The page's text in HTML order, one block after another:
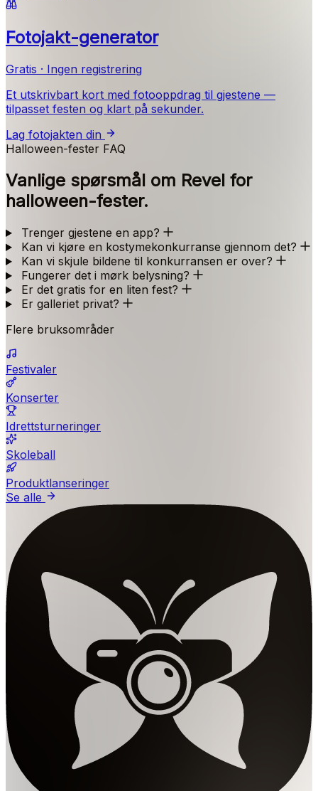
Fotojakt-generator
Gratis · Ingen registrering
Et utskrivbart kort med fotooppdrag til gjestene —
tilpasset festen og klart på sekunder.
Lag fotojakten din
Halloween-fester FAQ
Vanlige spørsmål om Revel for
halloween-fester.
Trenger gjestene en app?
Kan vi kjøre en kostymekonkurranse gjennom det?
Kan vi skjule bildene til konkurransen er over?
Fungerer det i mørk belysning?
Er det gratis for en liten fest?
Er galleriet privat?
Flere bruksområder
Festivaler
Konserter
Idrettsturneringer
Skoleball
Produktlanseringer
Se alle